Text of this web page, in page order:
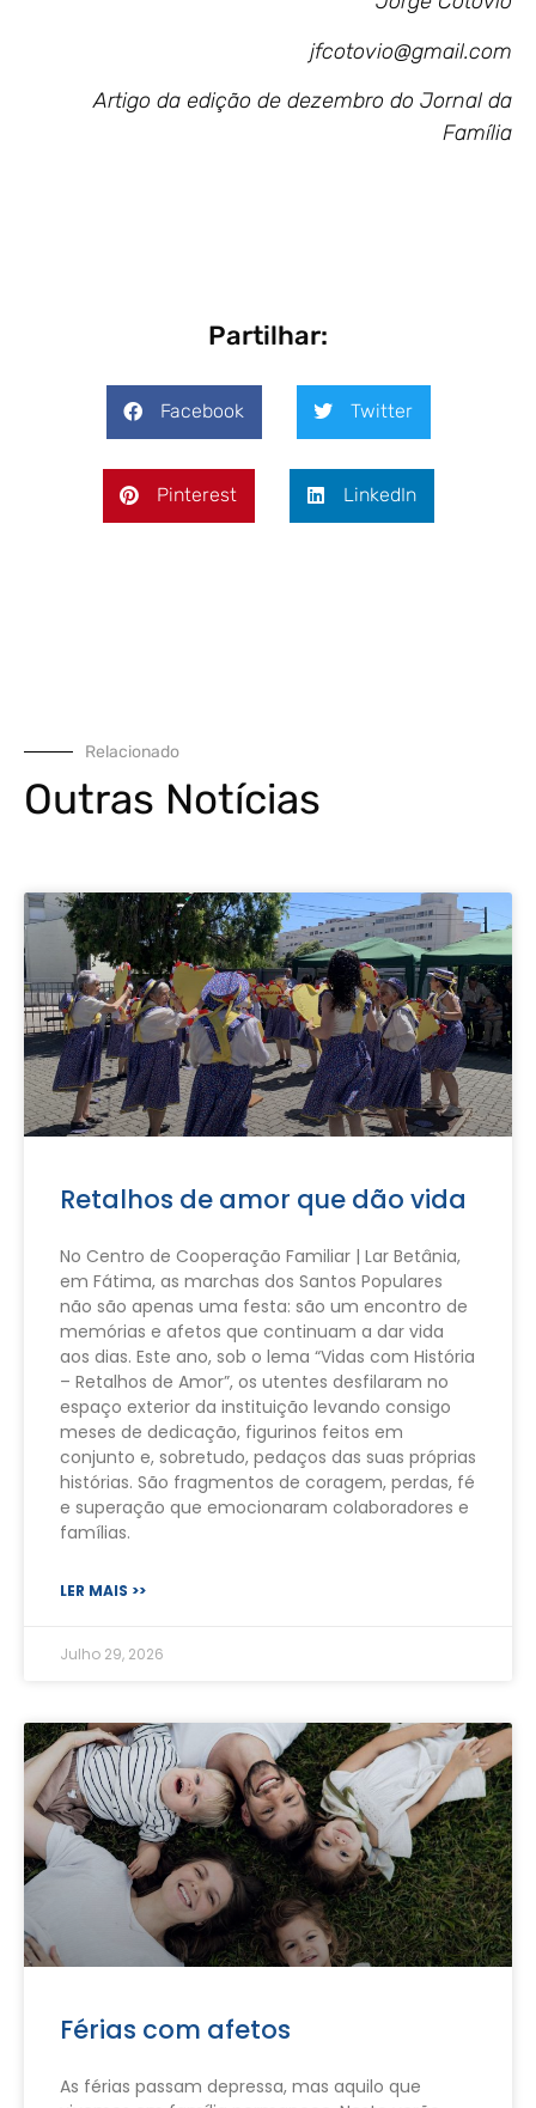
jfcotovio@gmail.com
Artigo da edição de dezembro do Jornal da
Família
Partilhar:
Facebook Twitter
Pinterest LinkedIn
Relacionado
Outras Notícias
Retalhos de amor que dão vida
No Centro de Cooperação Familiar | Lar Betânia,
em Fátima, as marchas dos Santos Populares
não são apenas uma festa: são um encontro de
memórias e afetos que continuam a dar vida
aos dias. Este ano, sob o lema “Vidas com História
– Retalhos de Amor”, os utentes desfilaram no
espaço exterior da instituição levando consigo
meses de dedicação, figurinos feitos em
conjunto e, sobretudo, pedaços das suas próprias
histórias. São fragmentos de coragem, perdas, fé
e superação que emocionaram colaboradores e
famílias.
LER MAIS >>
Julho 29, 2026
Férias com afetos
As férias passam depressa, mas aquilo que